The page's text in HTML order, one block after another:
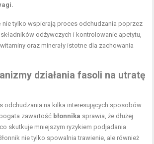
nie tylko wspierają proces odchudzania poprzez
odżywczych i kontrolowanie apetytu,
oraz minerały istotne dla zachowania
działania fasoli na utratę
odchudzania na kilka interesujących sposobów.
zawartość błonnika sprawia, że dłużej
skutkuje mniejszym ryzykiem podjadania
nie tylko spowalnia trawienie, ale również